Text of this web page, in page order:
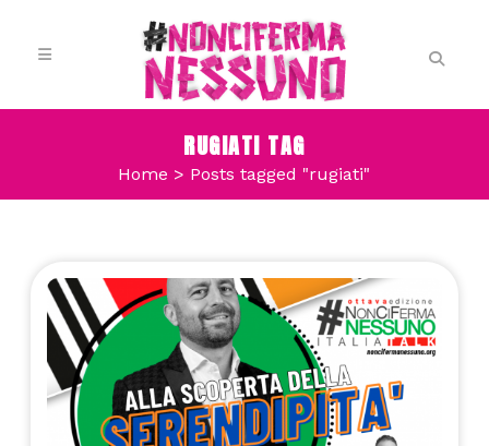
RUGIATI TAG
Home > Posts tagged "rugiati"